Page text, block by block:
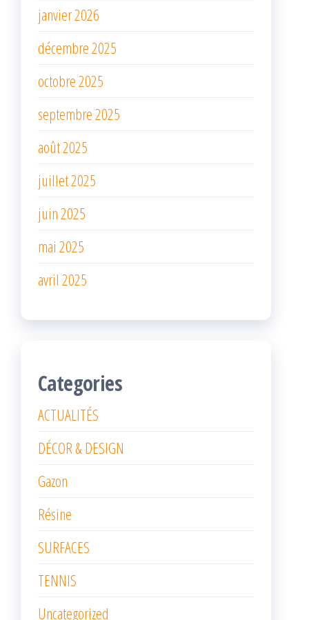
janvier 2026
décembre 2025
octobre 2025
septembre 2025
août 2025
juillet 2025
juin 2025
mai 2025
avril 2025
Categories
ACTUALITÉS
DÉCOR & DESIGN
Gazon
Résine
SURFACES
TENNIS
Uncategorized